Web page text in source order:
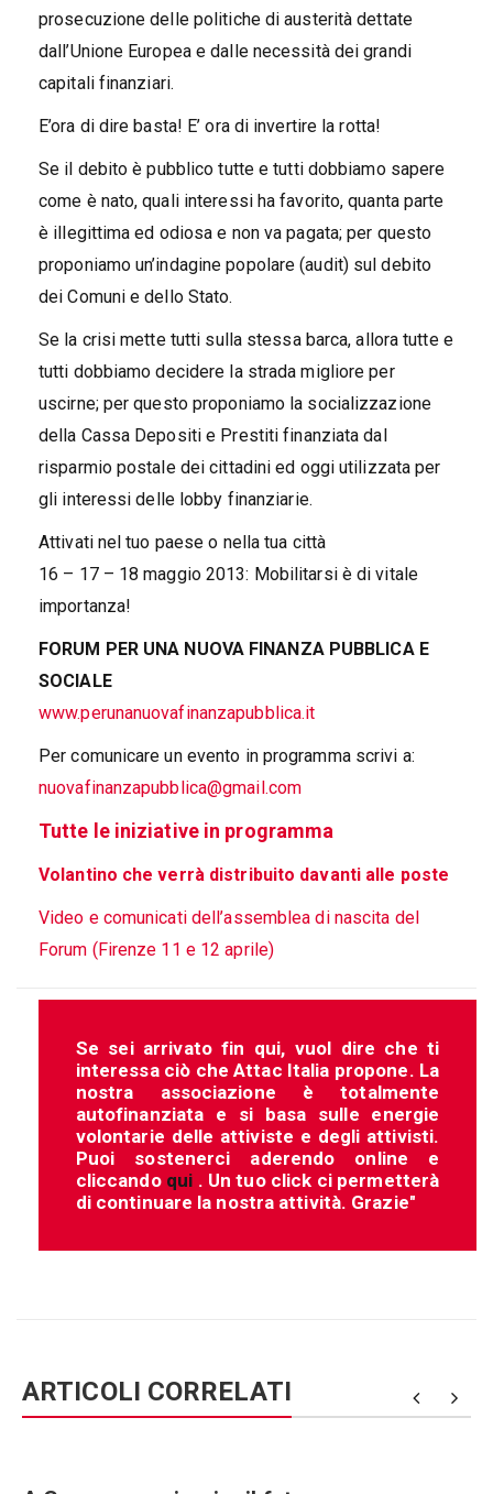
prosecuzione delle politiche di austerità dettate
dall’Unione Europea e dalle necessità dei grandi
capitali finanziari.
E’ora di dire basta! E’ ora di invertire la rotta!
Se il debito è pubblico tutte e tutti dobbiamo sapere
come è nato, quali interessi ha favorito, quanta parte
è illegittima ed odiosa e non va pagata; per questo
proponiamo un’indagine popolare (audit) sul debito
dei Comuni e dello Stato.
Se la crisi mette tutti sulla stessa barca, allora tutte e
tutti dobbiamo decidere la strada migliore per
uscirne; per questo proponiamo la socializzazione
della Cassa Depositi e Prestiti finanziata dal
risparmio postale dei cittadini ed oggi utilizzata per
gli interessi delle lobby finanziarie.
Attivati nel tuo paese o nella tua città
16 – 17 – 18 maggio 2013: Mobilitarsi è di vitale
importanza!
FORUM PER UNA NUOVA FINANZA PUBBLICA E
SOCIALE
www.perunanuovafinanzapubblica.it
Per comunicare un evento in programma scrivi a:
nuovafinanzapubblica@gmail.com
Tutte le iniziative in programma
Volantino che verrà distribuito davanti alle poste
Video e comunicati dell’assemblea di nascita del
Forum (Firenze 11 e 12 aprile)
Se sei arrivato fin qui, vuol dire che ti
interessa ciò che Attac Italia propone. La
nostra associazione è totalmente
autofinanziata e si basa sulle energie
volontarie delle attiviste e degli attivisti.
Puoi sostenerci aderendo online e
cliccando qui . Un tuo click ci permetterà
di continuare la nostra attività. Grazie"
ARTICOLI CORRELATI